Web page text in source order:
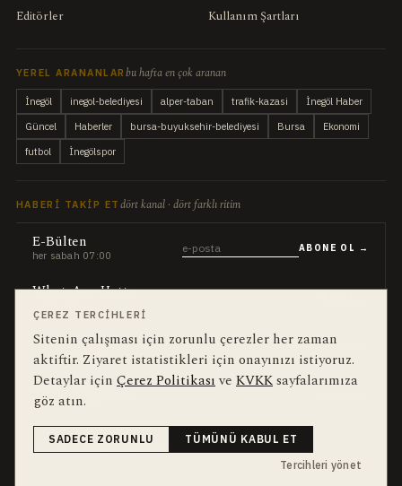
Editörler
Kullanım Şartları
YEREL ARANANLARbu hafta en çok aranan
İnegöl inegol-belediyesi alper-taban trafik-kazasi
İnegöl Haber
Güncel
Haberler bursa-buyuksehir-belediyesi Bursa
Ekonomi
futbol
İnegölspor
HABERI TAKIP ETdört kanal · dört farklı ritim
E-Bülten
her sabah 07:00
ABONE OL →
WhatsApp Hattı
Push Bildirim
sadece önemliler
DESTEKLENMEZ
Mobil Uygulama
iOS · Android
2026 Okur Medya Yayıncılık A.Ş. Tüm hakları saklıdır.Haberler NewsArticle
yapısal verisiyle işaretlenir. ISSN 2149-0000 · Yerel Süreli Yayın
ÇEREZ TERCIHLERI
Sitenin çalışması için zorunlu çerezler her zaman
aktiftir. Ziyaret istatistikleri için onayınızı istiyoruz.
Detaylar için Çerez Politikasıve KVKKsayfalarımıza
göz atın.
SADECE ZORUNLU
TÜMÜNÜ KABUL ET
Tercihleri yönet